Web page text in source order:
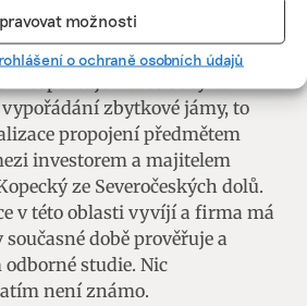
možnosti
o ochraně osobních údajů
expertů k propojení
zbytkové jámy, to
propojení předmětem
investorem a majitelem
ze Severočeských dolů.
v této oblasti vyvíjí a firma má
době prověřuje a
studie. Nic
není známo.